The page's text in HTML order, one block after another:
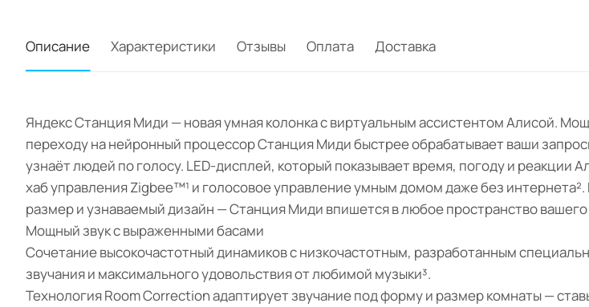
Описание Характеристики Отзывы Оплата Доставка
Яндекс Станция Миди — новая умная колонка с виртуальным ассистентом Алисой.
переходу на нейронный процессор Станция Миди быстрее обрабатывает ваши
узнаёт людей по голосу. LED-дисплей, который показывает время, погоду и реакции
хаб управления Zigbee™¹ и голосовое управление умным домом даже без
размер и узнаваемый дизайн — Станция Миди впишется в любое пространство
Мощный звук с выраженными басами
Сочетание высокочастотный динамиков с низкочастотным, разработанным
звучания и максимального удовольствия от любимой музыки³.
Технология Room Correction адаптирует звучание под форму и размер комнаты —